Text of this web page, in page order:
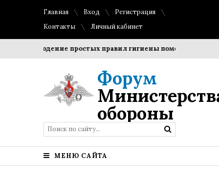
Главная Вход
Регистрация
Контакты
Личный кабинет
Соблюдение простых правил гигиены помогает
Форум
обороны
МЕНЮ САЙТА